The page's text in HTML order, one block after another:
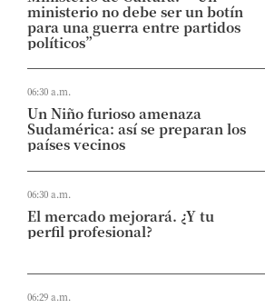
ministerio no debe ser un botín
para una guerra entre partidos
políticos”
06:30 a.m.
Un Niño furioso amenaza
Sudamérica: así se preparan los
países vecinos
06:30 a.m.
El mercado mejorará. ¿Y tu
perfil profesional?
06:29 a.m.